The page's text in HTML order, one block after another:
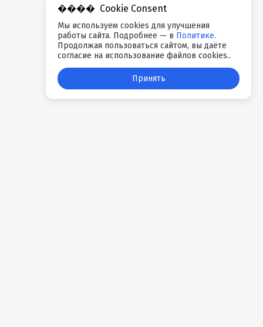
Cookie Consent
Мы используем cookies для улучшения
работы сайта. Подробнее — в Политике.
Продолжая пользоваться сайтом, вы даёте
согласие на использование файлов cookies..
Принять